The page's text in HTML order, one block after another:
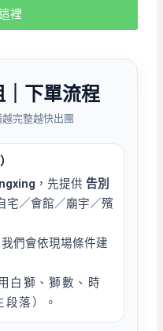
裡
｜下單流程
完整越快出團
，先提供告別
宅／會館／廟宇／殯
我們會依現場條件建
白獅、獅數、時
落）。